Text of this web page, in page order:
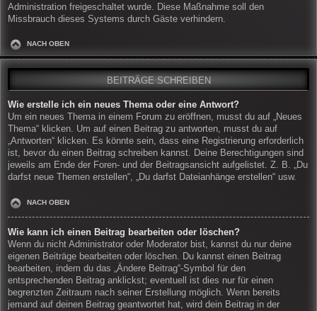
Administration freigeschaltet wurde. Diese Maßnahme soll den
Missbrauch dieses Systems durch Gäste verhindern.
NACH OBEN
BEITRÄGE SCHREIBEN
Wie erstelle ich ein neues Thema oder eine Antwort?
Um ein neues Thema in einem Forum zu eröffnen, musst du auf „Neues
Thema“ klicken. Um auf einen Beitrag zu antworten, musst du auf
„Antworten“ klicken. Es könnte sein, dass eine Registrierung erforderlich
ist, bevor du einen Beitrag schreiben kannst. Deine Berechtigungen sind
jeweils am Ende der Foren- und der Beitragsansicht aufgelistet. Z. B. „Du
darfst neue Themen erstellen“, „Du darfst Dateianhänge erstellen“ usw.
NACH OBEN
Wie kann ich einen Beitrag bearbeiten oder löschen?
Wenn du nicht Administrator oder Moderator bist, kannst du nur deine
eigenen Beiträge bearbeiten oder löschen. Du kannst einen Beitrag
bearbeiten, indem du das „Ändere Beitrag“-Symbol für den
entsprechenden Beitrag anklickst; eventuell ist dies nur für einen
begrenzten Zeitraum nach seiner Erstellung möglich. Wenn bereits
jemand auf deinen Beitrag geantwortet hat, wird dein Beitrag in der